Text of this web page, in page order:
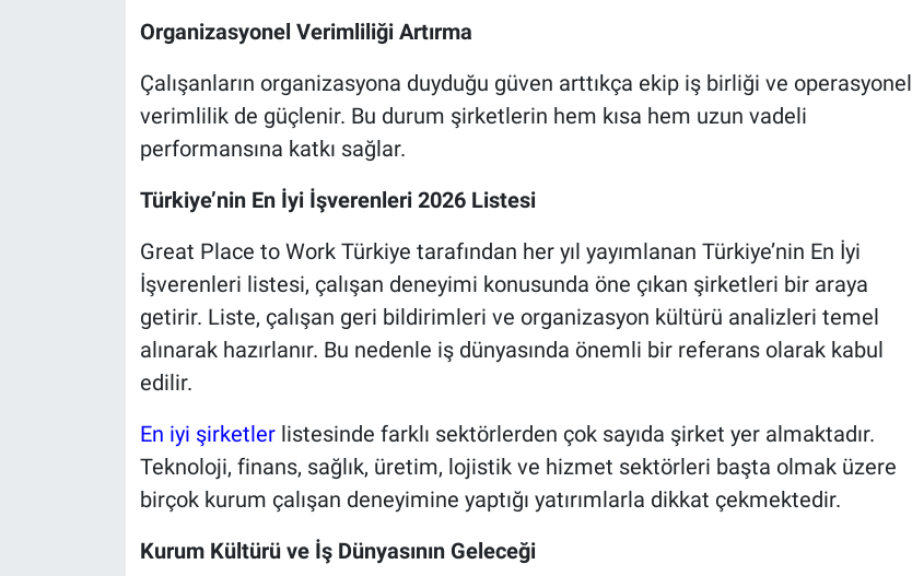
Organizasyonel Verimliliği Artırma
Çalışanların organizasyona duyduğu güven arttıkça ekip iş birliği ve operasyonel
verimlilik de güçlenir. Bu durum şirketlerin hem kısa hem uzun vadeli
performansına katkı sağlar.
Türkiye’nin En İyi İşverenleri 2026 Listesi
Great Place to Work Türkiye tarafından her yıl yayımlanan Türkiye’nin En İyi
İşverenleri listesi, çalışan deneyimi konusunda öne çıkan şirketleri bir araya
getirir. Liste, çalışan geri bildirimleri ve organizasyon kültürü analizleri temel
alınarak hazırlanır. Bu nedenle iş dünyasında önemli bir referans olarak kabul
edilir.
En iyi şirketlerlistesinde farklı sektörlerden çok sayıda şirket yer almaktadır.
Teknoloji, finans, sağlık, üretim, lojistik ve hizmet sektörleri başta olmak üzere
birçok kurum çalışan deneyimine yaptığı yatırımlarla dikkat çekmektedir.
Kurum Kültürü ve İş Dünyasının Geleceği